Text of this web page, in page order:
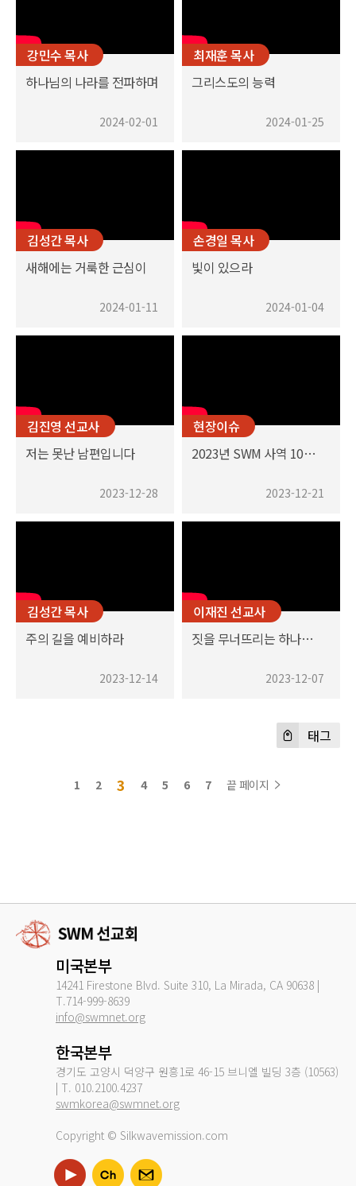
강민수 목사
하나님의 나라를 전파하며
2024-02-01
최재훈 목사
그리스도의 능력
2024-01-25
김성간 목사
새해에는 거룩한 근심이
2024-01-11
손경일 목사
빛이 있으라
2024-01-04
김진영 선교사
저는 못난 남편입니다
2023-12-28
현장이슈
2023년 SWM 사역 10대 뉴스
2023-12-21
김성간 목사
주의 길을 예비하라
2023-12-14
이재진 선교사
짓을 무너뜨리는 하나님의 능력
2023-12-07
태그
1 2 3 4 5 6 7 끝 페이지
미국본부
14241 Firestone Blvd. Suite 310, La Mirada, CA 90638 |
T.714-999-8639
info@swmnet.org
한국본부
경기도 고양시 덕양구 원흥1로 46-15 브니엘 빌딩 3층 (10563)
| T. 010.2100.4237
swmkorea@swmnet.org
Copyright © Silkwavemission.com